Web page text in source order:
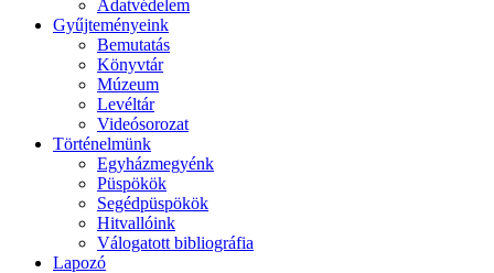
Adatvédelem
Gyűjteményeink
Bemutatás
Könyvtár
Múzeum
Levéltár
Videósorozat
Történelmünk
Egyházmegyénk
Püspökök
Segédpüspökök
Hitvallóink
Válogatott bibliográfia
Lapozó